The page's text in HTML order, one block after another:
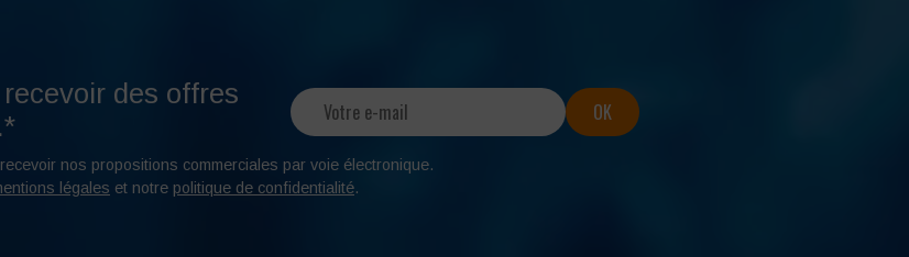
des offres
nos propositions commerciales par voie électronique.
légales et notre politique de confidentialité.